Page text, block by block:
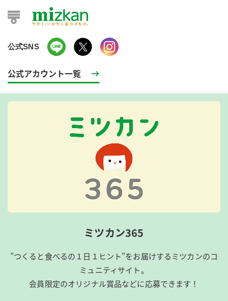
公式SNS
公式アカウント一覧
ミツカン365
”つくると食べるの１日１ヒント”をお届けするミツカンのコ
ミュニティサイト。
会員限定のオリジナル賞品などに応募できます！